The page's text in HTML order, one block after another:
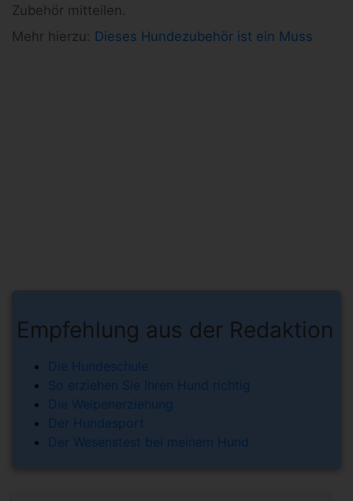
Zubehör mitteilen.
Mehr hierzu: Dieses Hundezubehör ist ein Muss
Empfehlung aus der Redaktion
Die Hundeschule
So erziehen Sie Ihren Hund richtig
Die Welpenerziehung
Der Hundesport
Der Wesenstest bei meinem Hund